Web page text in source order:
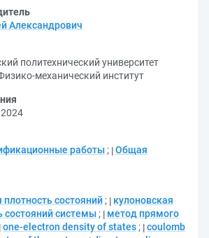
Александрович
политехнический университет
механический институт
работы ; Общая
состояний ;
кулоновская
состояний системы ;
метод прямого
one-electron density of states ; coulomb